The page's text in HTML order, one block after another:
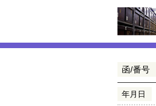
函/番号
年月日